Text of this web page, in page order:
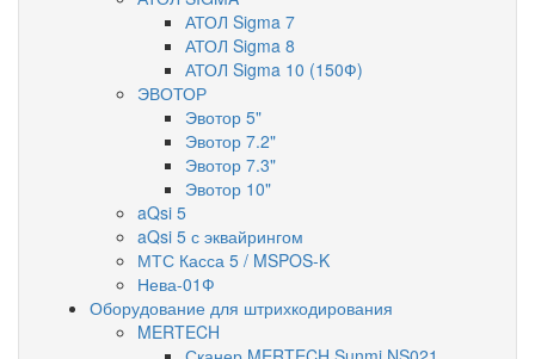
АТОЛ Sigma 7
АТОЛ Sigma 8
АТОЛ Sigma 10 (150Ф)
ЭВОТОР
Эвотор 5"
Эвотор 7.2"
Эвотор 7.3"
Эвотор 10"
aQsi 5
aQsi 5 с эквайрингом
МТС Касса 5 / MSPOS-K
Нева-01Ф
Оборудование для штрихкодирования
MERTECH